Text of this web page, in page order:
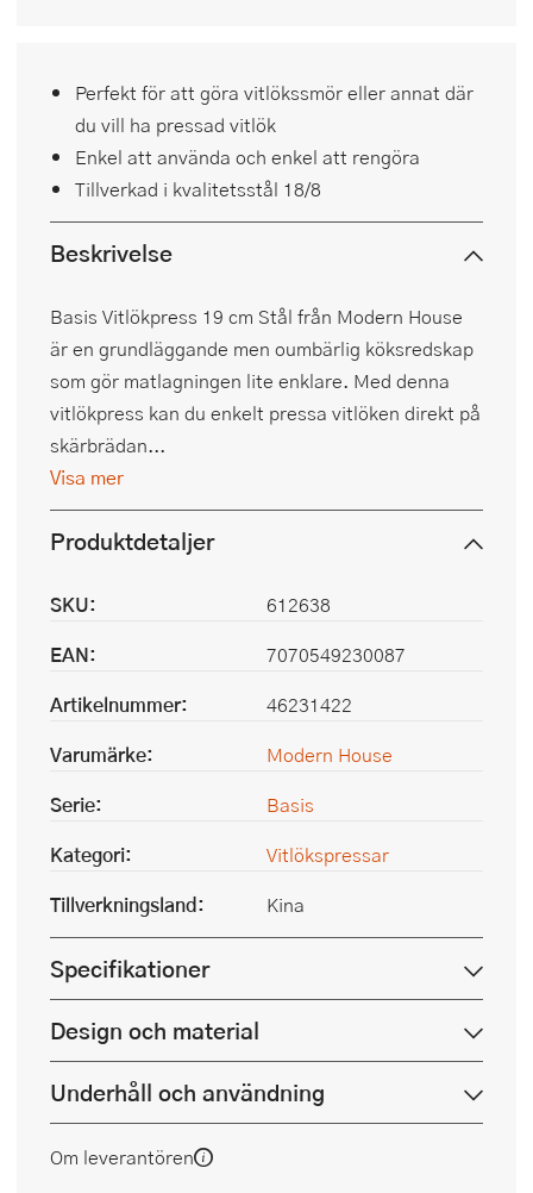
Perfekt för att göra vitlökssmör eller annat där
du vill ha pressad vitlök
Enkel att använda och enkel att rengöra
Tillverkad i kvalitetsstål 18/8
Beskrivelse
Basis Vitlökpress 19 cm Stål från Modern House
är en grundläggande men oumbärlig köksredskap
som gör matlagningen lite enklare. Med denna
vitlökpress kan du enkelt pressa vitlöken direkt på
skärbrädan...
Visa mer
Produktdetaljer
SKU:
612638
EAN:
7070549230087
Artikelnummer:
46231422
Varumärke:
Modern House
Serie:
Basis
Kategori:
Vitlökspressar
Tillverkningsland:
Kina
Specifikationer
Design och material
Underhåll och användning
Om leverantören